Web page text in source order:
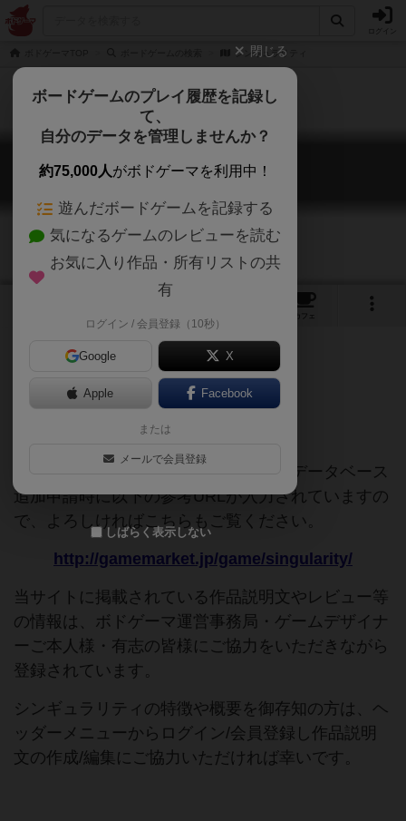
シンギュラリティ
シンギュラリティ
SINGULARITY
カフェ
ゲームマーケット2018秋（東京）
ご協力ください
このページは情報が不足しています。データベース
追加申請時に以下の参考URLが入力されていますの
で、よろしければこちらもご覧ください。
http://gamemarket.jp/game/singularity/
当サイトに掲載されている作品説明文やレビュー等
の情報は、ボドゲーマ運営事務局・ゲームデザイナ
ーご本人様・有志の皆様にご協力をいただきながら
登録されています。
シンギュラリティの特徴や概要を御存知の方は、ヘ
ッダーメニューからログイン/会員登録し作品説明
文の作成/編集にご協力いただければ幸いです。
閉じる
ボードゲームのプレイ履歴を記録し
て、
自分のデータを管理しませんか？
約75,000人がボドゲーマを利用中！
遊んだボードゲームを記録する
気になるゲームのレビューを読む
お気に入り作品・所有リストの共
有
ログイン / 会員登録（10秒）
Google X
Apple Facebook
または
メールで会員登録
しばらく表示しない